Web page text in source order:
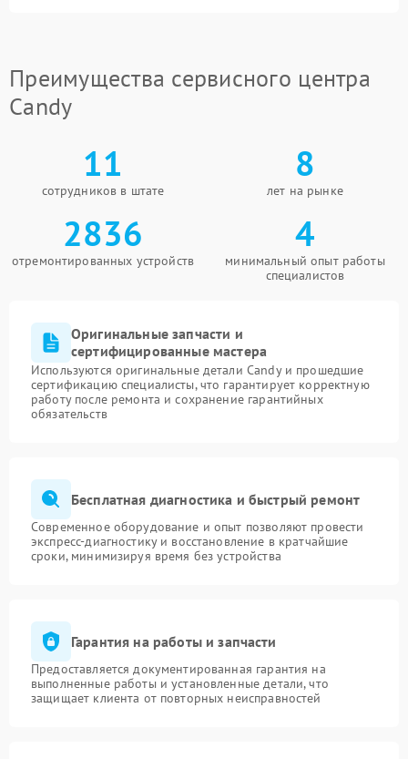
Преимущества сервисного центра
Candy
11
сотрудников в штате
8
лет на рынке
2836
отремонтированных устройств
4
минимальный опыт работы
специалистов
Оригинальные запчасти и
сертифицированные мастера
Используются оригинальные детали Candy и прошедшие
сертификацию специалисты, что гарантирует корректную
работу после ремонта и сохранение гарантийных
обязательств
Бесплатная диагностика и быстрый ремонт
Современное оборудование и опыт позволяют провести
экспресс-диагностику и восстановление в кратчайшие
сроки, минимизируя время без устройства
Гарантия на работы и запчасти
Предоставляется документированная гарантия на
выполненные работы и установленные детали, что
защищает клиента от повторных неисправностей